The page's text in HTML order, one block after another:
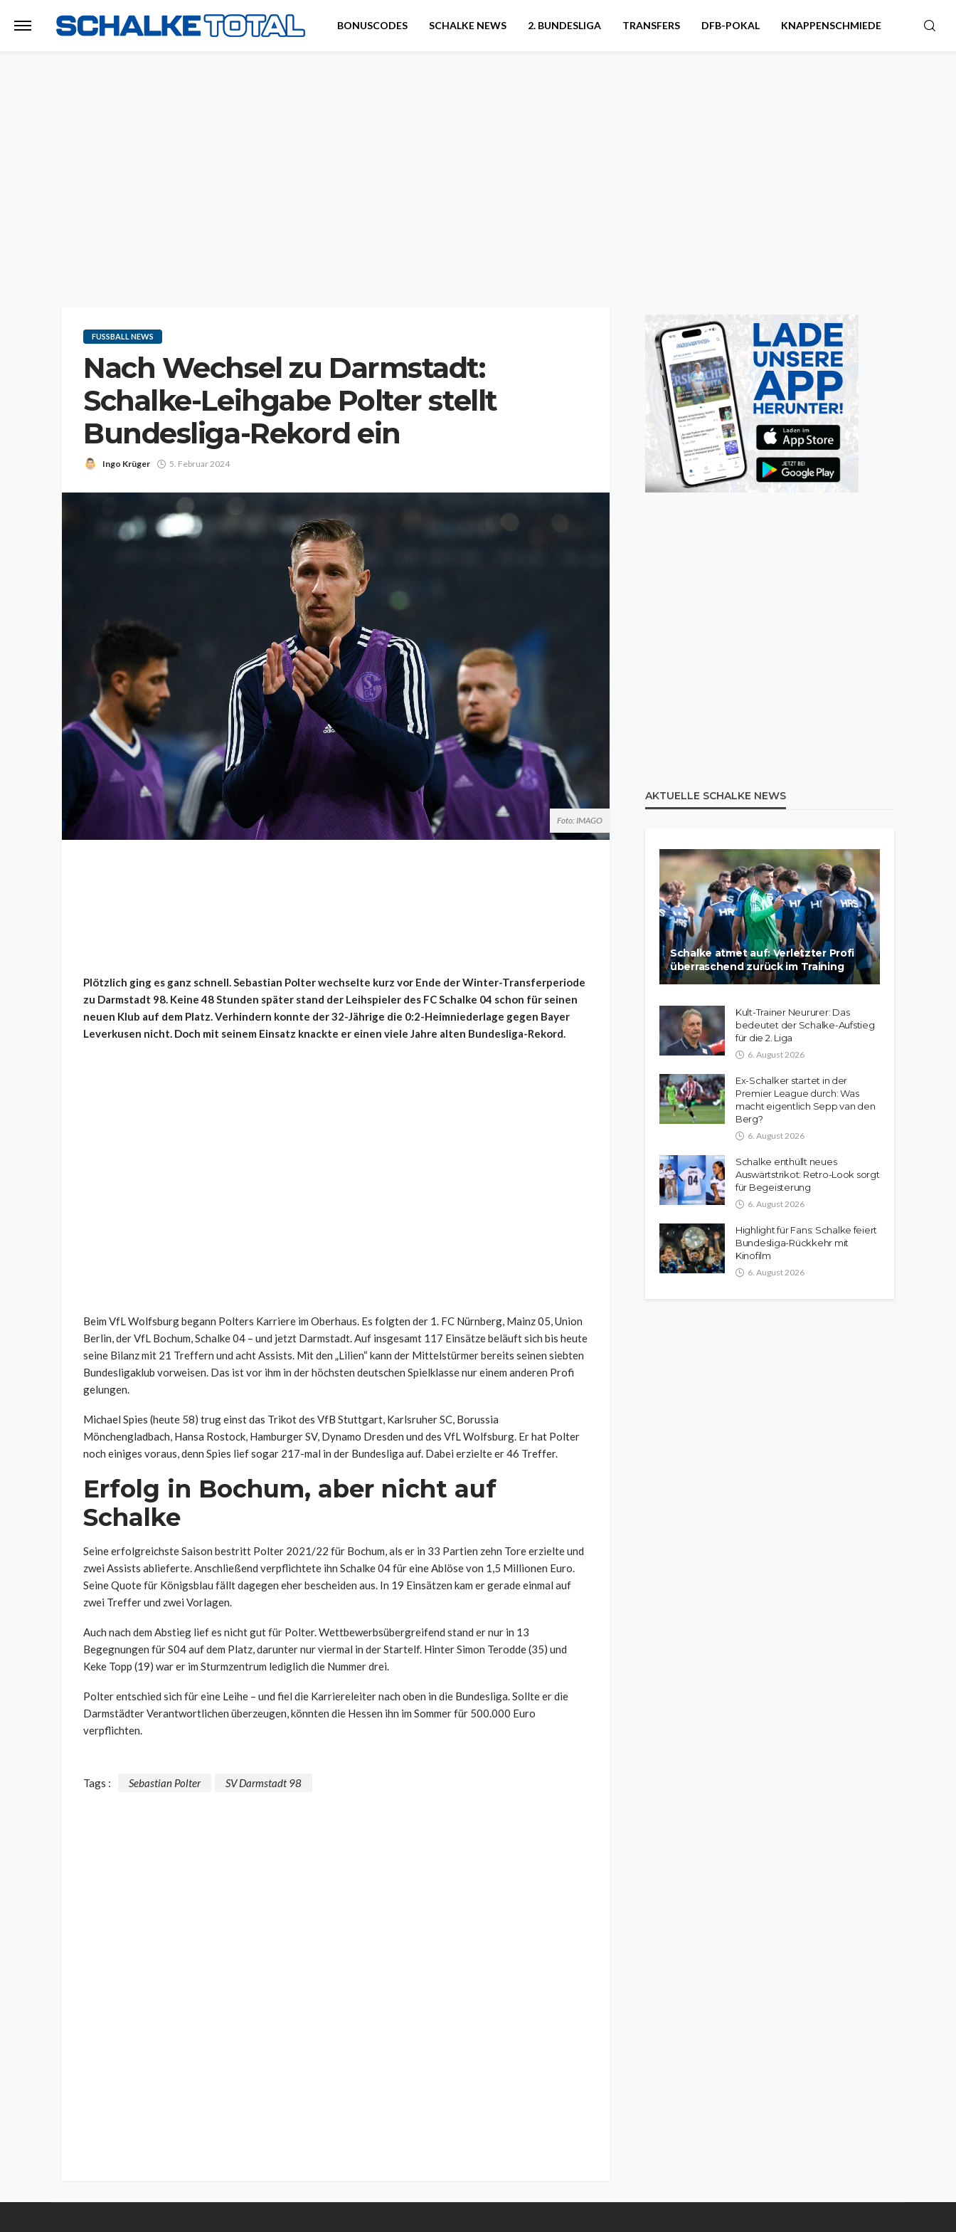
BONUSCODES SCHALKE NEWS 2. BUNDESLIGA TRANSFERS DFB-POKAL KNAPPENSCHMIEDE
FUSSBALL NEWS
Nach Wechsel zu Darmstadt:
Schalke-Leihgabe Polter stellt
Bundesliga-Rekord ein
Ingo Krüger 5. Februar 2024
Foto: IMAGO
Plötzlich ging es ganz schnell. Sebastian Polter wechselte kurz vor Ende der Winter-Transferperiode
zu Darmstadt 98. Keine 48 Stunden später stand der Leihspieler des FC Schalke 04 schon für seinen
neuen Klub auf dem Platz. Verhindern konnte der 32-Jährige die 0:2-Heimniederlage gegen Bayer
Leverkusen nicht. Doch mit seinem Einsatz knackte er einen viele Jahre alten Bundesliga-Rekord.
Beim VfL Wolfsburg begann Polters Karriere im Oberhaus. Es folgten der 1. FC Nürnberg, Mainz 05, Union
Berlin, der VfL Bochum, Schalke 04 – und jetzt Darmstadt. Auf insgesamt 117 Einsätze beläuft sich bis heute
seine Bilanz mit 21 Treffern und acht Assists. Mit den „Lilien“ kann der Mittelstürmer bereits seinen siebten
Bundesligaklub vorweisen. Das ist vor ihm in der höchsten deutschen Spielklasse nur einem anderen Profi
gelungen.
Michael Spies (heute 58) trug einst das Trikot des VfB Stuttgart, Karlsruher SC, Borussia
Mönchengladbach, Hansa Rostock, Hamburger SV, Dynamo Dresden und des VfL Wolfsburg. Er hat Polter
noch einiges voraus, denn Spies lief sogar 217-mal in der Bundesliga auf. Dabei erzielte er 46 Treffer.
Erfolg in Bochum, aber nicht auf
Schalke
Seine erfolgreichste Saison bestritt Polter 2021/22 für Bochum, als er in 33 Partien zehn Tore erzielte und
zwei Assists ablieferte. Anschließend verpflichtete ihn Schalke 04 für eine Ablöse von 1,5 Millionen Euro.
Seine Quote für Königsblau fällt dagegen eher bescheiden aus. In 19 Einsätzen kam er gerade einmal auf
zwei Treffer und zwei Vorlagen.
Auch nach dem Abstieg lief es nicht gut für Polter. Wettbewerbsübergreifend stand er nur in 13
Begegnungen für S04 auf dem Platz, darunter nur viermal in der Startelf. Hinter Simon Terodde (35) und
Keke Topp (19) war er im Sturmzentrum lediglich die Nummer drei.
Polter entschied sich für eine Leihe – und fiel die Karriereleiter nach oben in die Bundesliga. Sollte er die
Darmstädter Verantwortlichen überzeugen, könnten die Hessen ihn im Sommer für 500.000 Euro
verpflichten.
Tags : Sebastian Polter SV Darmstadt 98
AKTUELLE SCHALKE NEWS
Schalke atmet auf: Verletzter Profi
überraschend zurück im Training
Kult-Trainer Neururer: Das
bedeutet der Schalke-Aufstieg
für die 2. Liga
6. August 2026
Ex-Schalker startet in der
Premier League durch: Was
macht eigentlich Sepp van den
Berg?
6. August 2026
Schalke enthüllt neues
Auswärtstrikot: Retro-Look sorgt
für Begeisterung
6. August 2026
Highlight für Fans: Schalke feiert
Bundesliga-Rückkehr mit
Kinofilm
6. August 2026